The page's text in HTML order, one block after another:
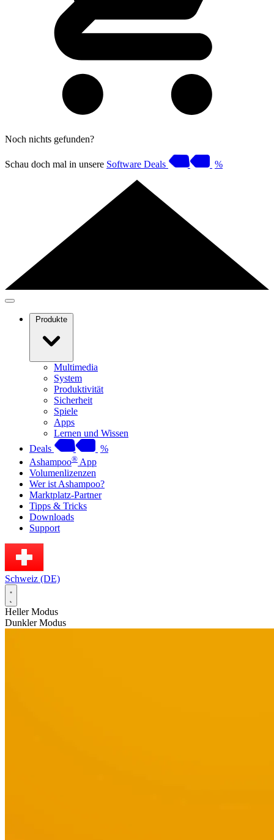
Noch nichts gefunden?
Schau doch mal in unsere Software Deals %
Produkte
Multimedia
System
Produktivität
Sicherheit
Spiele
Apps
Lernen und Wissen
Deals
%
Ashampoo® App
Volumenlizenzen
Wer ist Ashampoo?
Marktplatz-Partner
Tipps & Tricks
Downloads
Support
Schweiz (DE)
Heller Modus
Dunkler Modus